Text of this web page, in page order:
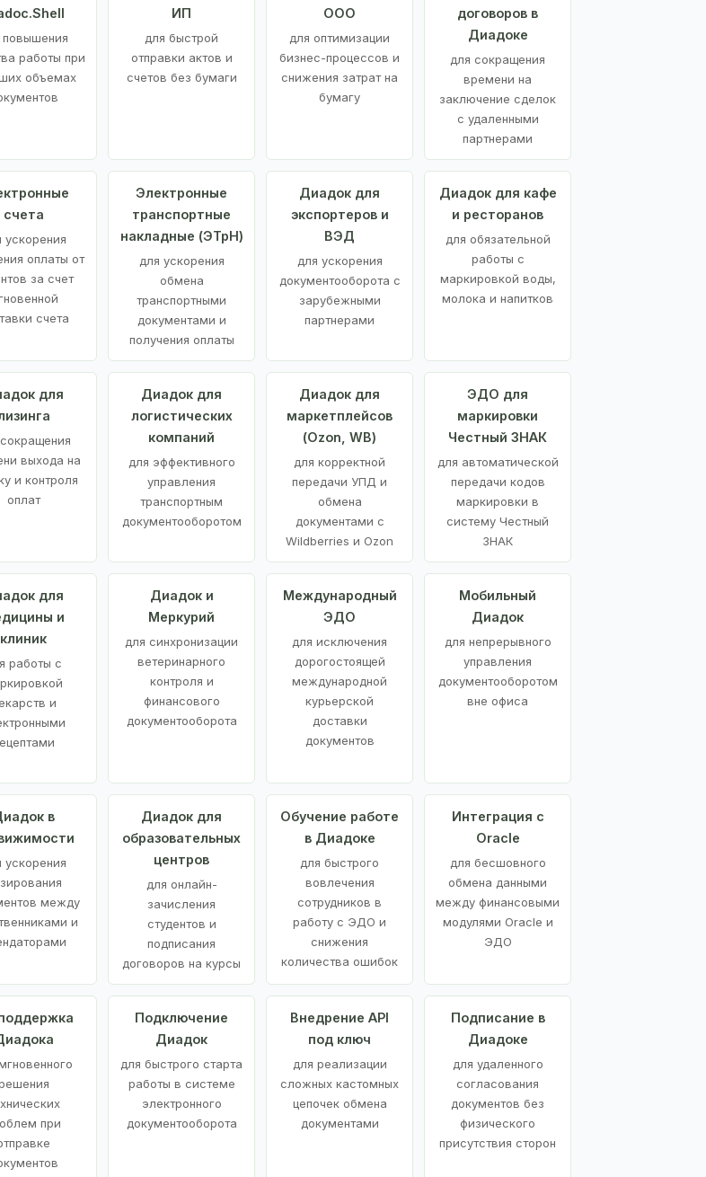
повышения
работы при
объемах
ИП
для быстрой
отправки актов и
счетов без бумаги
ООО
для оптимизации
бизнес-процессов и
снижения затрат на
бумагу
договоров в
Диадоке
для сокращения
времени на
заключение сделок
с удаленными
партнерами
счета
ускорения
оплаты от
за счет
счета
Электронные
транспортные
накладные (ЭТрН)
для ускорения
обмена
транспортными
документами и
получения оплаты
Диадок для
экспортеров и
ВЭД
для ускорения
документооборота с
зарубежными
партнерами
Диадок для кафе
и ресторанов
для обязательной
работы с
маркировкой воды,
молока и напитков
для
выхода на
и контроля
оплат
Диадок для
логистических
компаний
для эффективного
управления
транспортным
документооборотом
Диадок для
маркетплейсов
(Ozon, WB)
для корректной
передачи УПД и
обмена
документами с
Wildberries и Ozon
ЭДО для
маркировки
Честный ЗНАК
для автоматической
передачи кодов
маркировки в
систему Честный
ЗНАК
для
и
клиник
работы с
и
Диадок и
Меркурий
для синхронизации
ветеринарного
контроля и
финансового
документооборота
Международный
ЭДО
для исключения
дорогостоящей
международной
курьерской
доставки
документов
Мобильный
Диадок
для непрерывного
управления
документооборотом
вне офиса
в
ускорения
между
и
Диадок для
образовательных
центров
для онлайн-
зачисления
студентов и
подписания
договоров на курсы
Обучение работе
в Диадоке
для быстрого
вовлечения
сотрудников в
работу с ЭДО и
снижения
количества ошибок
Интеграция с
Oracle
для бесшовного
обмена данными
между финансовыми
модулями Oracle и
ЭДО
при
Подключение
Диадок
для быстрого старта
работы в системе
электронного
документооборота
Внедрение API
под ключ
для реализации
сложных кастомных
цепочек обмена
документами
Подписание в
Диадоке
для удаленного
согласования
документов без
физического
присутствия сторон